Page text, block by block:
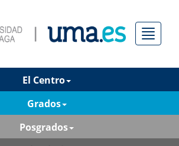
Menú
El Centro
Grados
Posgrados